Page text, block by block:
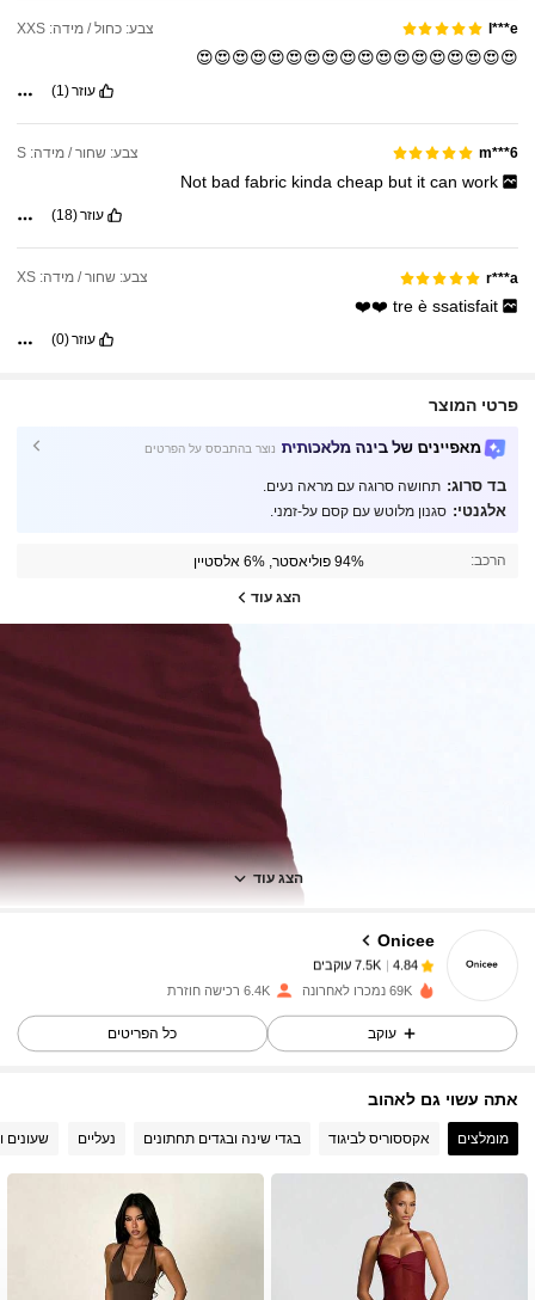
l***e צבע: כחול / מידה: XXS
😍😍😍😍😍😍😍😍😍😍😍😍😍😍😍😍😍😍
עוזר(1)
m***6 צבע: שחור / מידה: S
Not badfabric kindacheap but itcanwork
עוזר(18)
r***a צבע: שחור / מידה: XS
treèssatisfait
❤️❤️
עוזר(0)
פרטי המוצר
מאפיינים של בינה מלאכותית נוצר בהתבסס על הפרטים
בד סרוג: תחושה סרוגה עם מראה נעים.
אלגנטי: סגנון מלוטש עם קסם על-זמני.
הרכב: 94% פוליאסטר, 6% אלסטיין
הצג עוד
הצג עוד
Onicee
4.84
7.5K עוקבים
r***0
שילםלפני יום אחד
4.84 7.5K עוקבים
4.84 7.5K עוקבים
4.84
4.84 7.5K עוקבים
69K נמכרו לאחרונה 6.4K רכישה חוזרת
עוקב כל הפריטים
אתה עשוי גם לאהוב
מומלצים אקססוריס לביגוד בגדי שינה ובגדים תחתונים נעליים שעונים